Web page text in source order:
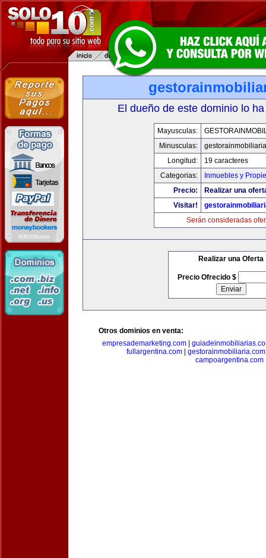
El dueño de este dominio lo
Mayusculas:
Minusculas:
Longitud:
19 caracteres
Categorias:
Inmuebles y
Precio:
Realizar una
Visitar!
Serán consideradas
Realizar una Oferta
Precio Ofrecido $
Otros dominios en venta:
empresademarketing.com|
fullargentina.com
gestorainmobiliaria.com
campoargentina.com